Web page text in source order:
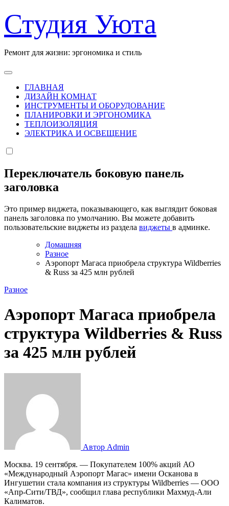
к
содержанию
Студия Уюта
Ремонт для жизни: эргономика и стиль
ГЛАВНАЯ
ДИЗАЙН КОМНАТ
ИНСТРУМЕНТЫ И ОБОРУДОВАНИЕ
ПЛАНИРОВКИ И ЭРГОНОМИКА
ТЕПЛОИЗОЛЯЦИЯ
ЭЛЕКТРИКА И ОСВЕЩЕНИЕ
Переключатель боковую панель
заголовка
Это пример виджета, показывающего, как выглядит боковая
панель заголовка по умолчанию. Вы можете добавить
пользовательские виджеты из раздела виджеты в админке.
Домашняя
Разное
Аэропорт Магаса приобрела структура Wildberries
& Russ за 425 млн рублей
Разное
Аэропорт Магаса приобрела
структура Wildberries & Russ
за 425 млн рублей
Автор Admin
Москва. 19 сентября. — Покупателем 100% акций АО
«Международный Аэропорт Магас» имени Осканова в
Ингушетии стала компания из структуры Wildberries — ООО
«Апр-Сити/ТВД», сообщил глава республики Махмуд-Али
Калиматов.